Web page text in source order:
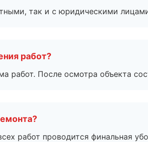
так и с юридическими
работ?
работ. После осмотра объекта
работ проводится финальная